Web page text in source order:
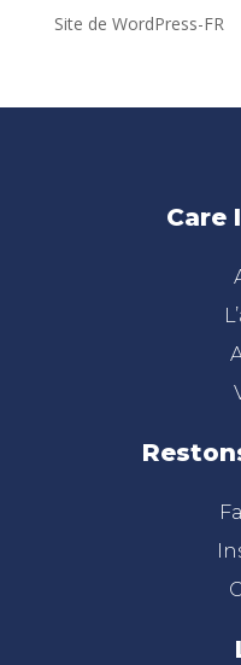
Site de WordPress-FR
Care